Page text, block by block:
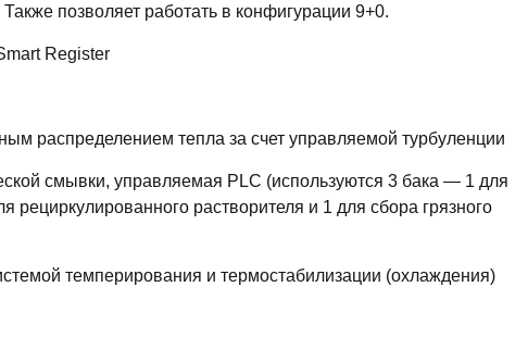
позволяет работать в конфигурации 9+0.
Register
распределением тепла за счет управляемой турбуленции
смывки, управляемая PLC (используются 3 бака — 1 для
рециркулированного растворителя и 1 для сбора грязного
темперирования и термостабилизации (охлаждения)